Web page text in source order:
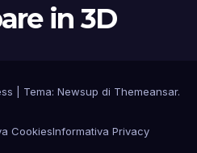
in 3D
Tema: Newsup di Themeansar.
CookiesInformativa Privacy